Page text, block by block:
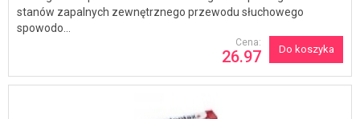
stanów zapalnych zewnętrznego przewodu słuchowego
spowodo...
Do koszyka
Cena:
26.97